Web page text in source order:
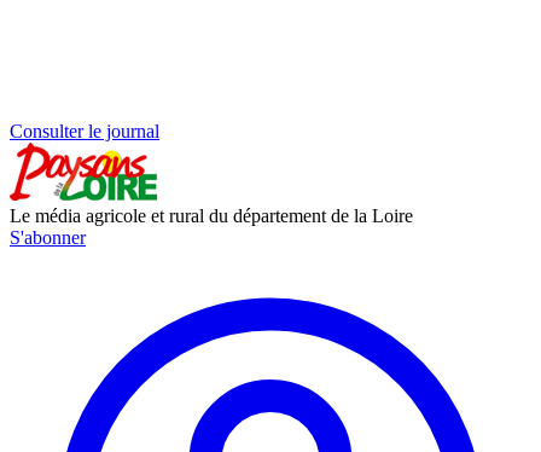
Consulter le journal
Le média agricole et rural du département de la Loire
S'abonner